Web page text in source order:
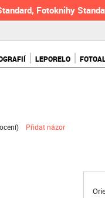
Fotoknihy
LEPORELO
) Přidat názor